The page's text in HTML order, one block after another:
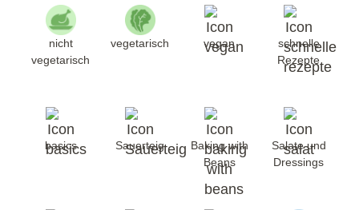
nicht
vegetarisch
vegetarisch vegan
schnelle
Rezepte
basics Sauerteig
Baking with
Beans
Salate und
Dressings